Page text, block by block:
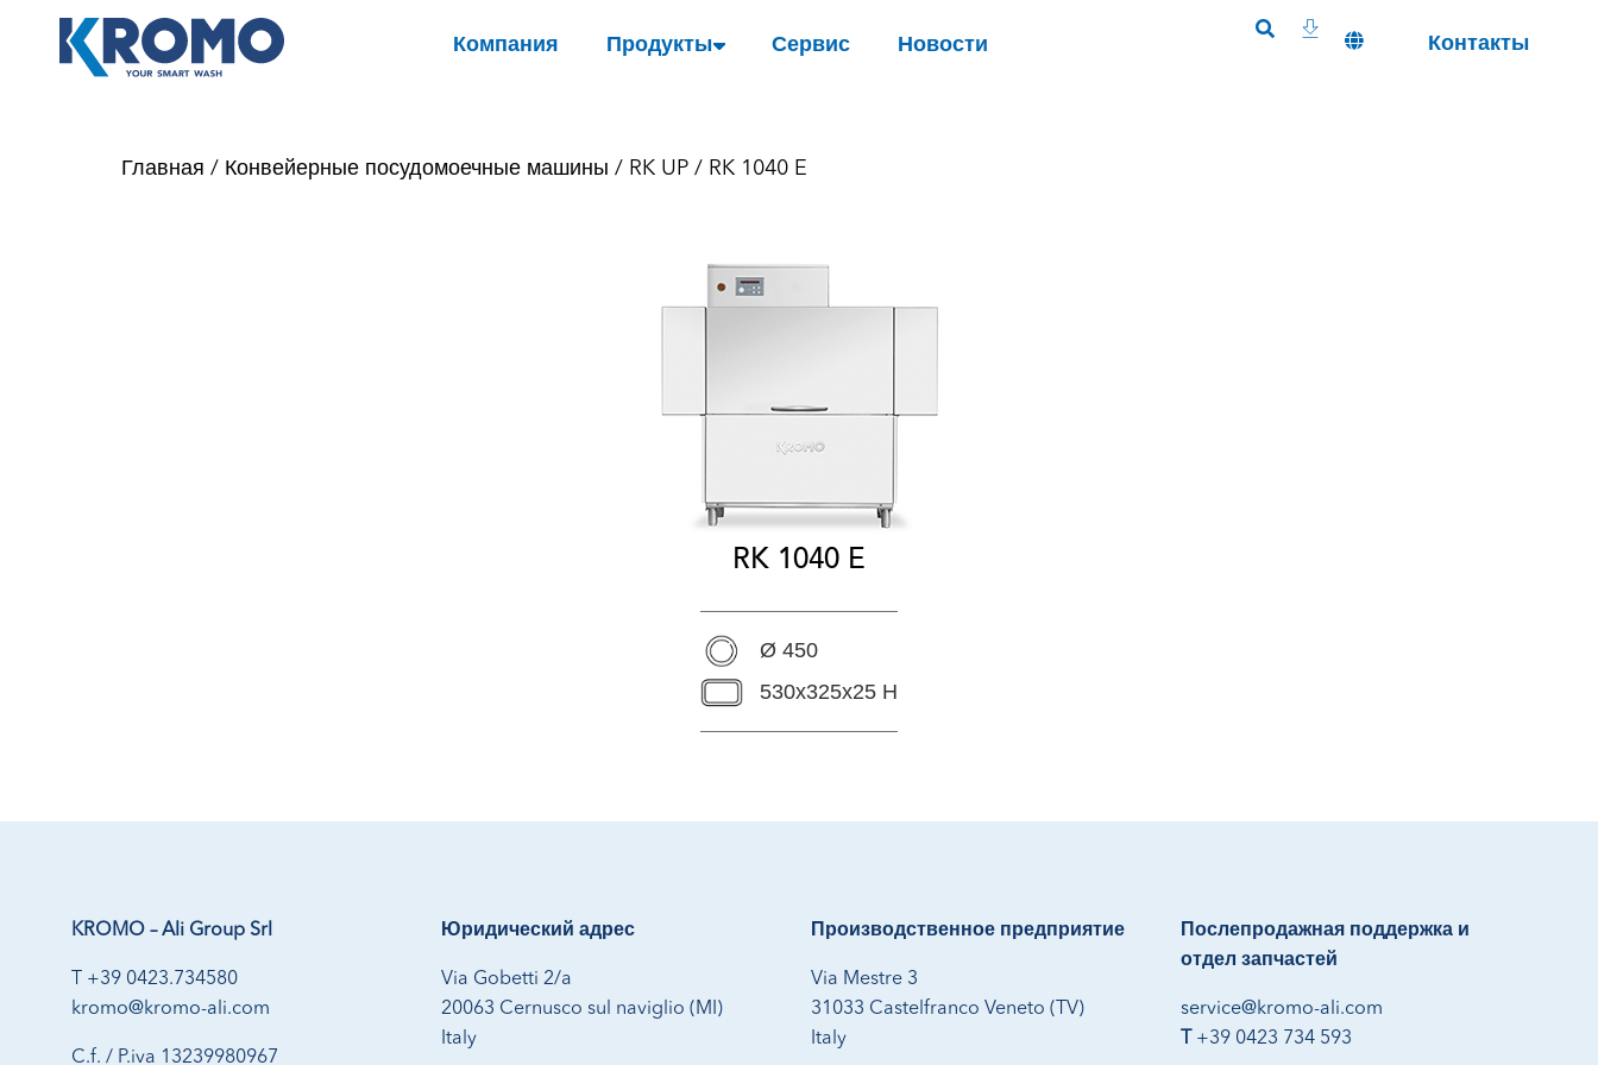
Компания Продукты Сервис Новости Контакты
Главная / Конвейерные посудомоечные машины / RK UP / RK 1040 E
RK 1040 E
Ø 450
530x325x25 H
KROMO – Ali Group Srl
T +39 0423.734580
kromo@kromo-ali.com
C.f. / P.iva 13239980967
Юридический адрес
Via Gobetti 2/a
20063 Cernusco sul naviglio (MI)
Italy
Производственное предприятие
Via Mestre 3
31033 Castelfranco Veneto (TV)
Italy
Послепродажная поддержка и
отдел запчастей
service@kromo-ali.com
T +39 0423 734 593